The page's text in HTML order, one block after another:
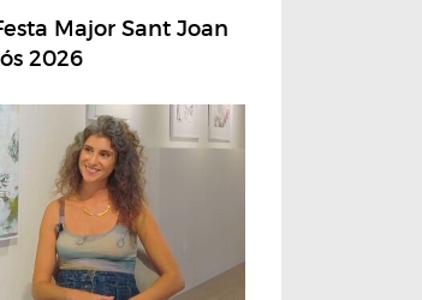
Major Sant Joan
2026